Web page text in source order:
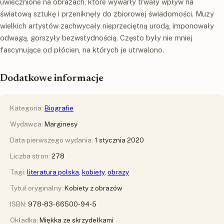
uwiecznione na obrazach, które wywarły trwały wpływ na
światową sztukę i przeniknęły do zbiorowej świadomości. Muzy
wielkich artystów zachwycały nieprzeciętną urodą, imponowały
odwagą, gorszyły bezwstydnością. Często były nie mniej
fascynujące od płócien, na których je utrwalono.
Dodatkowe informacje
Kategoria: Biografie
Wydawca: Marginesy
Data pierwszego wydania: 1 stycznia 2020
Liczba stron: 278
Tagi: literatura polska kobiety, obrazy
Tytuł oryginalny: Kobiety z obrazów
ISBN: 978-83-66500-94-5
Okładka: Miękka ze skrzydełkami